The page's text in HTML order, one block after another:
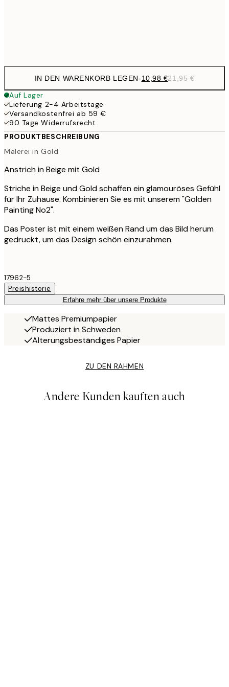
IN DEN WARENKORB LEGEN-10,98 €21,95 €
Auf Lager
Lieferung 2-4 Arbeitstage
Versandkostenfrei ab 59 €
90 Tage Widerrufsrecht
PRODUKTBESCHREIBUNG
Malerei in Gold
Anstrich in Beige mit Gold
Striche in Beige und Gold schaffen ein glamouröses Gefühl
für Ihr Zuhause. Kombinieren Sie es mit unserem "Golden
Painting No2".
Das Poster ist mit einem weißen Rand um das Bild herum
gedruckt, um das Design schön einzurahmen.
17962-5
Preishistorie
Erfahre mehr über unsere Produkte
Mattes Premiumpapier
Produziert in Schweden
Alterungsbeständiges Papier
ZU DEN RAHMEN
Andere Kunden kauften auch